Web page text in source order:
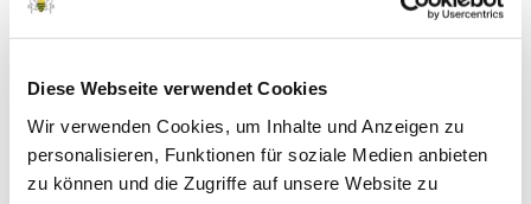
Diese Webseite verwendet Cookies
Wir verwenden Cookies, um Inhalte und Anzeigen zu
personalisieren, Funktionen für soziale Medien anbieten
zu können und die Zugriffe auf unsere Website zu
Dezember 2025
Oktober 2025
September 2025
August 2025